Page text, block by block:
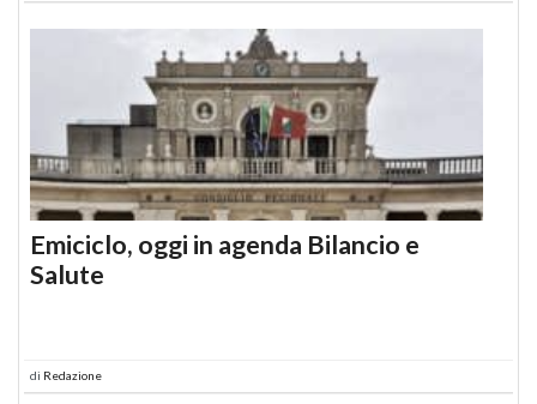
Emiciclo, oggi in agenda Bilancio e
Salute
di Redazione